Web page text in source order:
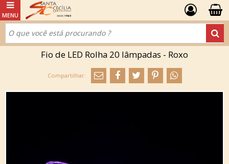
Fio de LED Rolha 20 lâmpadas - Roxo